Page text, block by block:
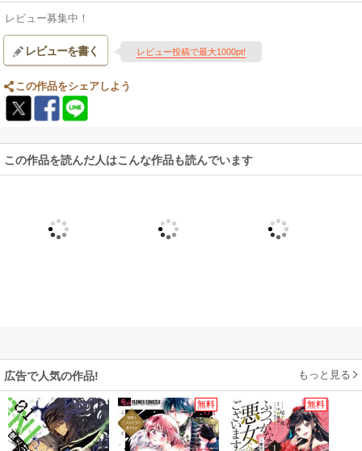
レビュー募集中！
レビューを書く レビュー投稿で最大1000pt!
この作品をシェアしよう
この作品を読んだ人はこんな作品も読んでいます
広告で人気の作品! もっと見る
無料 無料